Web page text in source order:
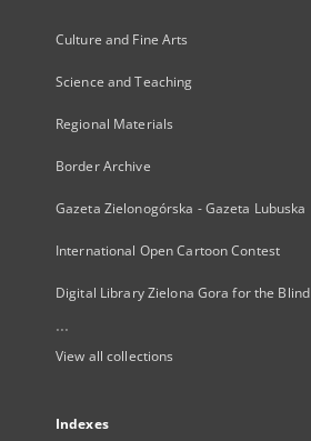
Culture and Fine Arts
Science and Teaching
Regional Materials
Border Archive
Gazeta Zielonogórska - Gazeta Lubuska
International Open Cartoon Contest
Digital Library Zielona Gora for the Blind
...
View all collections
Indexes